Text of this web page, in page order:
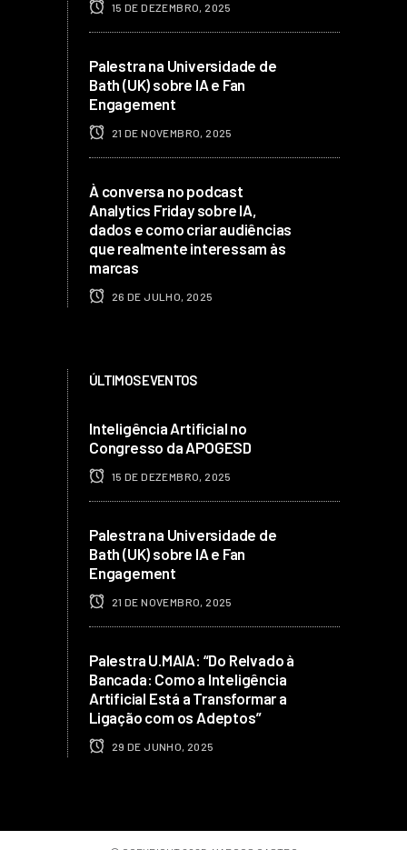
15 DE DEZEMBRO, 2025
Palestra na Universidade de
Bath (UK) sobre IA e Fan
Engagement
21 DE NOVEMBRO, 2025
À conversa no podcast
Analytics Friday sobre IA,
dados e como criar audiências
que realmente interessam às
marcas
26 DE JULHO, 2025
ÚLTIMOS EVENTOS
Inteligência Artificial no
Congresso da APOGESD
15 DE DEZEMBRO, 2025
Palestra na Universidade de
Bath (UK) sobre IA e Fan
Engagement
21 DE NOVEMBRO, 2025
Palestra U.MAIA: “Do Relvado à
Bancada: Como a Inteligência
Artificial Está a Transformar a
Ligação com os Adeptos”
29 DE JUNHO, 2025